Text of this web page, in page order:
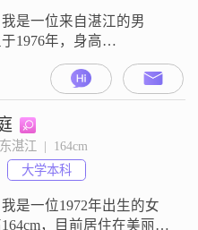
相信
是一位来自湛江的男
1976年，身高
我的月收入在3001到
间，学历为高中及以下
我性格耐心包容，注重平
活##3002##平时我喜欢
理，对历史也有浓厚的
和纪录片是我的良伴
此外，我还是个游泳健
在水中畅
湛江  |  164cm
大学本科
是一位1972年出生的女
，目前居住在美丽的